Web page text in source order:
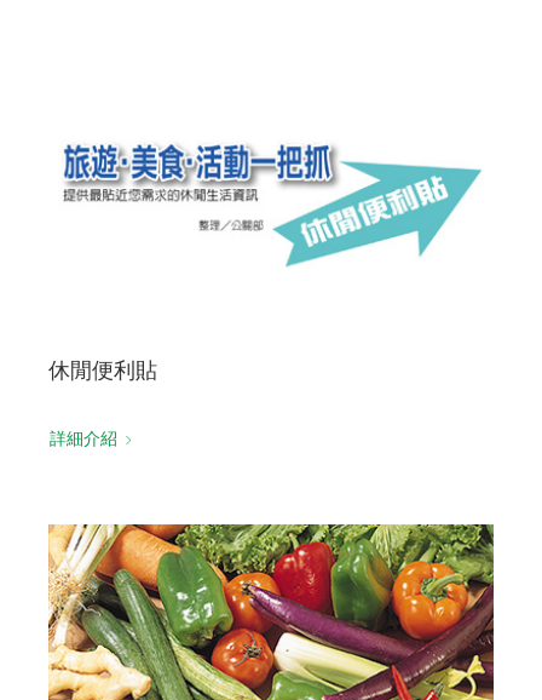
休閒便利貼
詳細介紹